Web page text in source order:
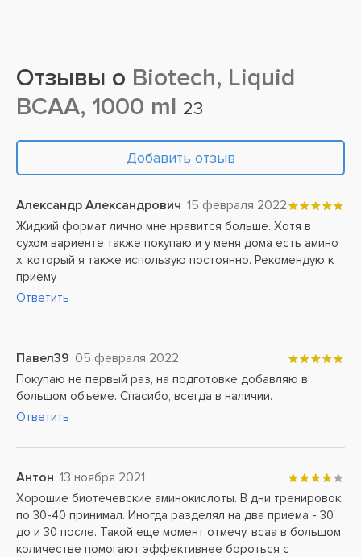
Отзывы о Biotech, Liquid
BCAA, 1000 ml 23
Добавить отзыв
Александр Александрович 15 февраля 2022
Жидкий формат лично мне нравится больше. Хотя в
сухом вариенте также покупаю и у меня дома есть амино
х, который я также использую постоянно. Рекомендую к
приему
Ответить
Павел39 05 февраля 2022
Покупаю не первый раз, на подготовке добавляю в
большом объеме. Спасибо, всегда в наличии.
Ответить
Антон 13 ноября 2021
Хорошие биотечевские аминокислоты. В дни тренировок
по 30-40 принимал. Иногда разделял на два приема - 30
до и 30 после. Такой еще момент отмечу, всаа в большом
количестве помогают эффективнее бороться с